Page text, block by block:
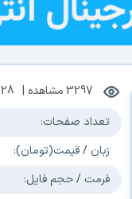
3297مشاهده |
تعداد صفحات:
زبان / قیمت(تومان):
فرمت / حجم فایل: